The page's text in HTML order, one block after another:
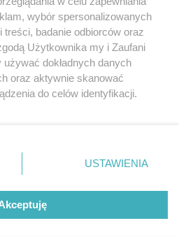
Winston Churchill
średniowiecze
wybór spersonalizowanych
badanie odbiorców oraz
Użytkownika my i Zaufani
dokładnych danych
oraz aktywnie skanować
do celów identyfikacji.
przycisk ustawień prywatności
dolnym rogu strony
. Niektóre
prawo sprzeciwić się takiemu
będą miały zastosowania tylko
USTAWIENIA